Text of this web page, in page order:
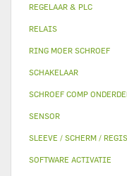
REGELAAR & PLC
RELAIS
RING MOER SCHROEF
SCHAKELAAR
SCHROEF COMP
SENSOR
SLEEVE / SCHERM /
SOFTWARE ACTIVATIE